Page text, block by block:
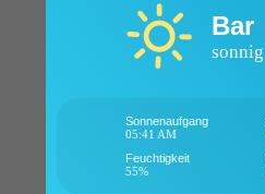
Bar
sonnig
Sonnenaufgang
05:41 AM
Feuchtigkeit
55%